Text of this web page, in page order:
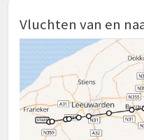
Vluchten van en